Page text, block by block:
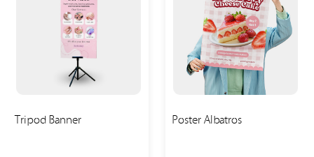
Tripod Banner Poster Albatros